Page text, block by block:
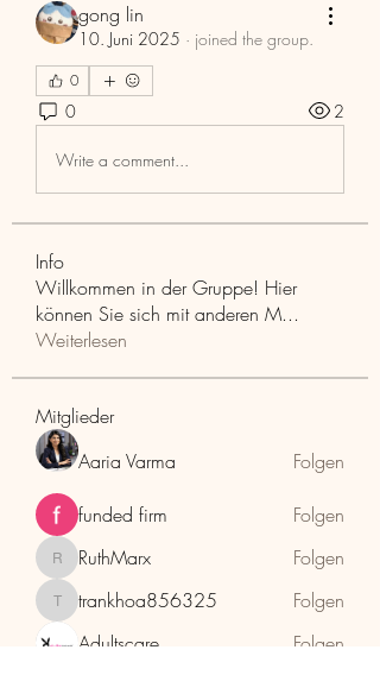
gong lin
10. Juni 2025 · joined the group.
0
0 2
Write a comment...
Info
Willkommen in der Gruppe! Hier
können Sie sich mit anderen M...
Weiterlesen
Mitglieder
Aaria Varma
Folgen
funded firm Folgen
RuthMarx
RuthMarx Folgen
trankhoa856325
trankhoa856325
Folgen
Adultscare
Folgen